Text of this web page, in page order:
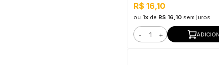
R$ 16,10
ou 1x de R$ 16,10 sem juros
- +